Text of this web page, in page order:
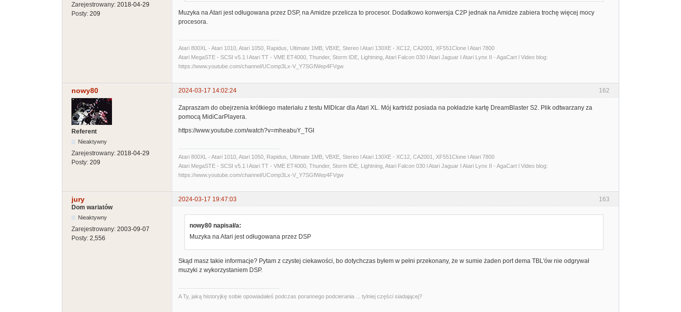
Zarejestrowany: 2018-04-29
Posty: 209
Muzyka na Atari jest odługowana przez DSP, na Amidze przelicza to procesor. Dodatkowo konwersja C2P jednak na Amidze zabiera trochę więcej mocy
procesora.
Atari 800XL - Atari 1010, Atari 1050, Rapidus, Ultimate 1MB, VBXE, Stereo l Atari 130XE - XC12, CA2001, XF551Clone l Atari 7800
Atari MegaSTE - SCSI v5.1 l Atari TT - VME ET4000, Thunder, Storm IDE, Lightning, Atari Falcon 030 l Atari Jaguar I Atari Lynx II - AgaCart l Video blog:
https://www.youtube.com/channel/UComp3Lx-V_Y7SGfWep4FVgw
162
nowy80 2024-03-17 14:02:24
Referent
Nieaktywny
Zarejestrowany: 2018-04-29
Posty: 209
Zapraszam do obejrzenia krótkiego materiału z testu MIDIcar dla Atari XL. Mój kartridż posiada na pokładzie kartę DreamBlaster S2. Plik odtwarzany za
pomocą MidiCarPlayera.
https://www.youtube.com/watch?v=mheabuY_TGI
Atari 800XL - Atari 1010, Atari 1050, Rapidus, Ultimate 1MB, VBXE, Stereo l Atari 130XE - XC12, CA2001, XF551Clone l Atari 7800
Atari MegaSTE - SCSI v5.1 l Atari TT - VME ET4000, Thunder, Storm IDE, Lightning, Atari Falcon 030 l Atari Jaguar I Atari Lynx II - AgaCart l Video blog:
https://www.youtube.com/channel/UComp3Lx-V_Y7SGfWep4FVgw
163
jury
2024-03-17 19:47:03
Dom wariatów
Nieaktywny
Zarejestrowany: 2003-09-07
Posty: 2,556
nowy80 napisał/a:
Muzyka na Atari jest odługowana przez DSP
Skąd masz takie informacje? Pytam z czystej ciekawości, bo dotychczas byłem w pełni przekonany, że w sumie żaden port dema TBL'ów nie odgrywał
muzyki z wykorzystaniem DSP.
A Ty, jaką historyjkę sobie opowiadałeś podczas porannego podcierania ... tylniej części siadającej?